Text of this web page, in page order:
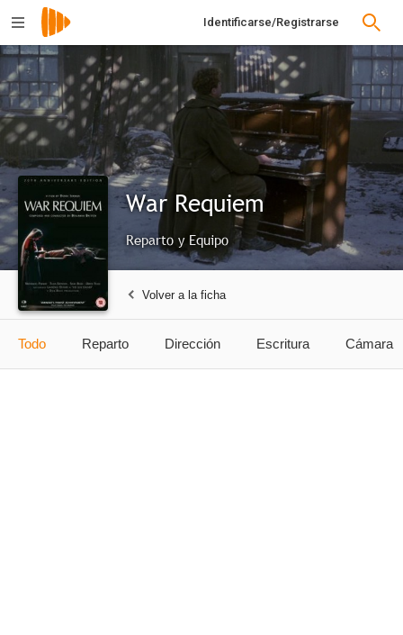
Identificarse/Registrarse
War Requiem
Reparto y Equipo
Volver a la ficha
Todo Reparto Dirección Escritura Cámara